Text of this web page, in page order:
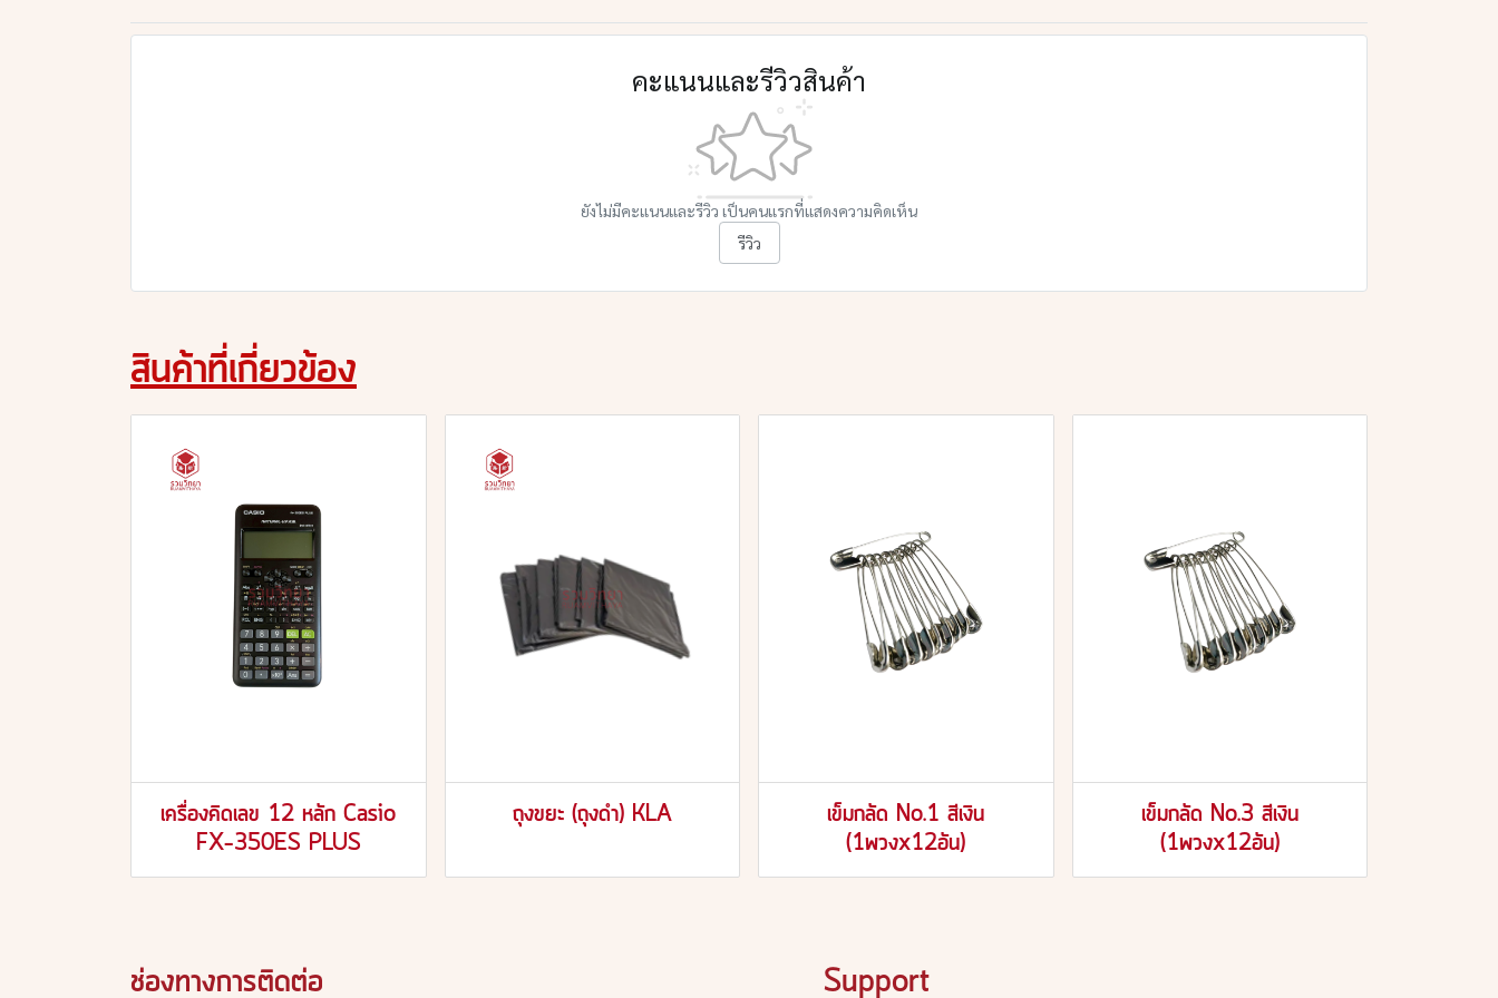
คะแนนและรีวิวสินค้า
ยังไม่มีคะแนนและรีวิว เป็นคนแรกที่แสดงความคิดเห็น
รีวิว
สินค้าที่เกี่ยวข้อง
เครื่องคิดเลข 12 หลัก Casio
FX-350ES PLUS
ถุงขยะ (ถุงดำ) KLA
เข็มกลัด No.1 สีเงิน
(1พวงx12อัน)
เข็มกลัด No.3 สีเงิน
(1พวงx12อัน)
ช่องทางการติดต่อ Support